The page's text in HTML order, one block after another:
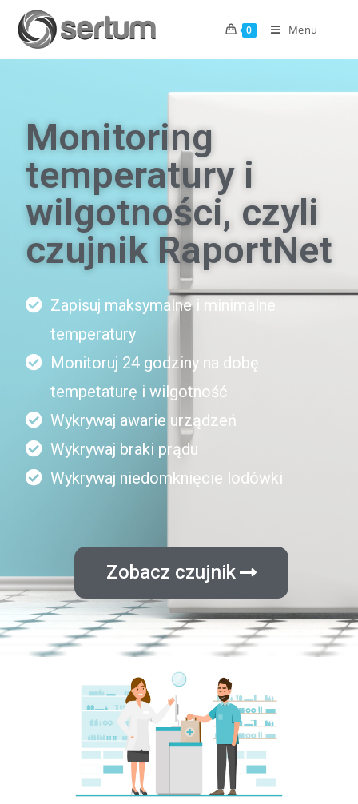
0 Menu
Monitoring
temperatury i
wilgotności, czyli
czujnik RaportNet
Zapisuj maksymalne i minimalne
temperatury
Monitoruj 24 godziny na dobę
tempetaturę i wilgotność
Wykrywaj awarie urządzeń
Wykrywaj braki prądu
Wykrywaj niedomknięcie lodówki
Zobacz czujnik